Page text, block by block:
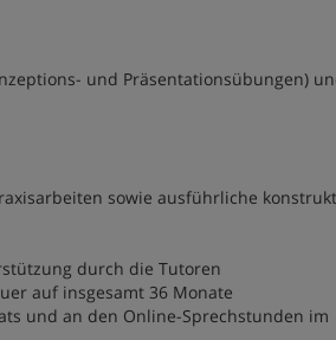
und Präsentationsübungen)
sowie ausführliche
durch die Tutoren
auf insgesamt 36 Monate
und an den Online-Sprechstunden im